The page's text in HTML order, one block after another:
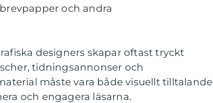
och andra
designers skapar oftast tryckt
tidningsannonser och
måste vara både visuellt tilltalande
och engagera läsarna.